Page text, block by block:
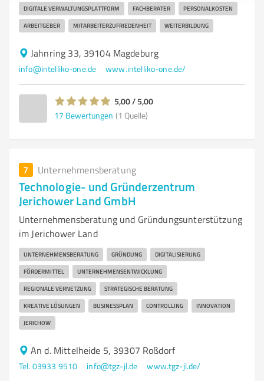
DIGITALE VERWALTUNGSPLATTFORM FACHBERATER PERSONALKOSTEN
ARBEITGEBER MITARBEITERZUFRIEDENHEIT WEITERBILDUNG
Jahnring 33, 39104 Magdeburg
info@intelliko-one.de www.intelliko-one.de/
5,00 / 5,00
17 Bewertungen (1 Quelle)
7 Unternehmensberatung
Technologie- und Gründerzentrum
Jerichower Land GmbH
Unternehmensberatung und Gründungsunterstützung
im Jerichower Land
UNTERNEHMENSBERATUNG GRÜNDUNG DIGITALISIERUNG
FÖRDERMITTEL UNTERNEHMENSENTWICKLUNG
REGIONALE VERNETZUNG STRATEGISCHE BERATUNG
KREATIVE LÖSUNGEN BUSINESSPLAN CONTROLLING INNOVATION
JERICHOW
An d. Mittelheide 5, 39307 Roßdorf
Tel. 03933 9510 info@tgz-jl.de www.tgz-jl.de/